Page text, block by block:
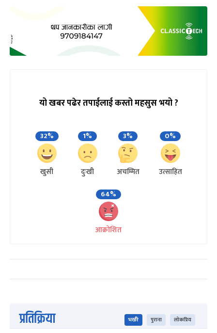
यो खबर पढेर तपाईलाई कस्तो महसुस भयो ?
32%
खुसी
1%
दुःखी
3%
अचम्मित
0%
उत्साहित
64%
आक्रोशित
प्रतिक्रिया भर्खरै पुराना लोकप्रिय